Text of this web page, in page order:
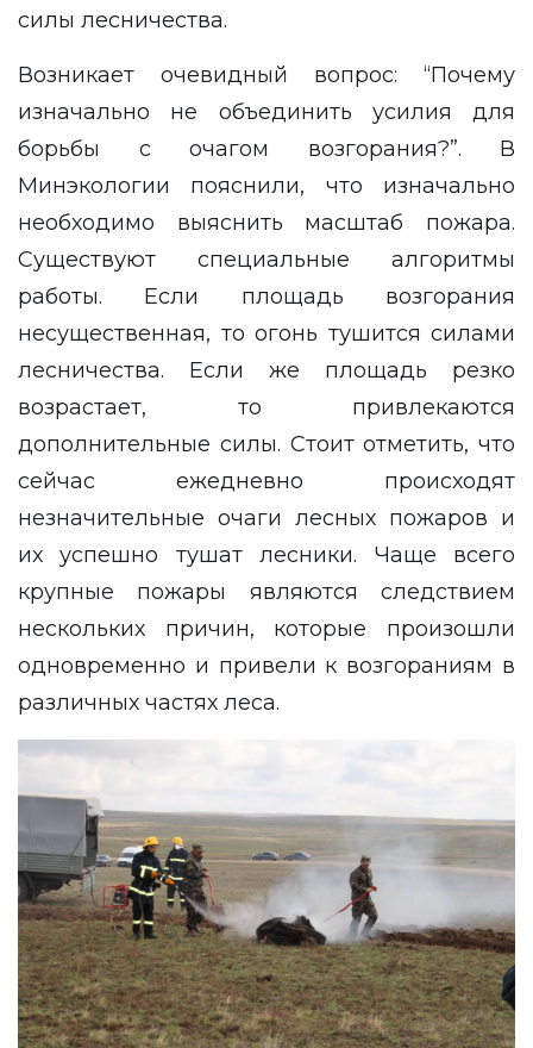
силы лесничества.
Возникает очевидный вопрос: “Почему
изначально не объединить усилия для
борьбы с очагом возгорания?”. В
Минэкологии пояснили, что изначально
необходимо выяснить масштаб пожара.
Существуют специальные алгоритмы
работы. Если площадь возгорания
несущественная, то огонь тушится силами
лесничества. Если же площадь резко
возрастает, то привлекаются
дополнительные силы. Стоит отметить, что
сейчас ежедневно происходят
незначительные очаги лесных пожаров и
их успешно тушат лесники. Чаще всего
крупные пожары являются следствием
нескольких причин, которые произошли
одновременно и привели к возгораниям в
различных частях леса.